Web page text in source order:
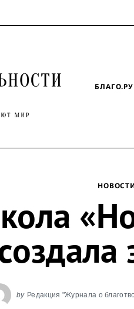
БЛАГО.РУ
by Редакция "Журнала о